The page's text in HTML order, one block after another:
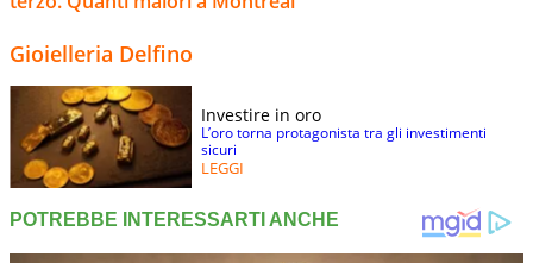
Gioielleria Delfino
Investire in oro
L’oro torna protagonista tra gli investimenti
sicuri
LEGGI